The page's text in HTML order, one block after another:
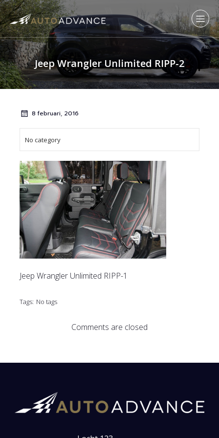
Jeep Wrangler Unlimited RIPP-2
8 februari, 2016
No category
Jeep Wrangler Unlimited RIPP-1
Tags: No tags
Comments are closed